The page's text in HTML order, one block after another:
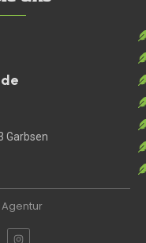
Garbsen
Agentur